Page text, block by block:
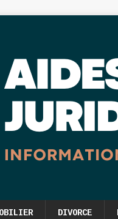
DIVORCE